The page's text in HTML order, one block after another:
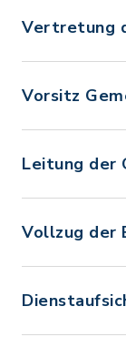
Vertretung
Vorsitz
Leitung der
Vollzug der